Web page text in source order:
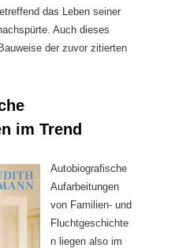
das Leben seiner
Auch dieses
der zuvor zitierten
im Trend
Autobiografische
Aufarbeitungen
von Familien- und
Fluchtgeschichte
n liegen also im